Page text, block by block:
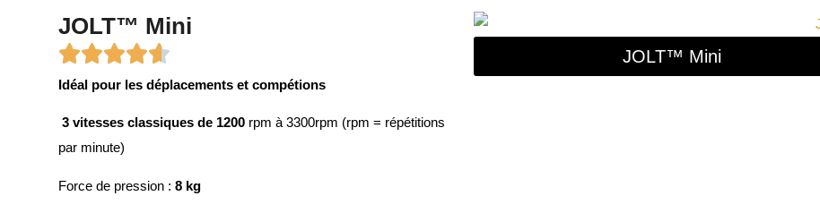
JOLT™ Mini
Idéal pour les déplacements et compétions
3 vitesses classiques de 1200 rpm à 3300rpm (rpm = répétitions
par minute)
Force de pression : 8 kg
JOLT™ Mini